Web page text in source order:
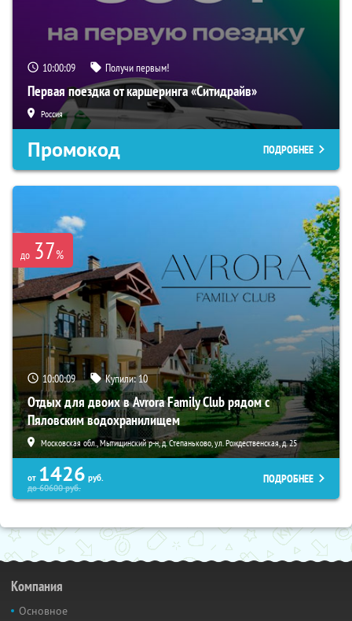
10:00:08 Получи первым!
Первая поездка от каршеринга «Ситидрайв»
Россия
Промокод ПОДРОБНЕЕ
до 37%
10:00:08 Купили:10
Отдых для двоих в Avrora Family Club рядом с
Пяловским водохранилищем
Московская обл., Мытищинский р-н, д. Степаньково, ул. Рождественская, д. 25
от 1426 руб.
до60600руб.
ПОДРОБНЕЕ
Компания
Основное